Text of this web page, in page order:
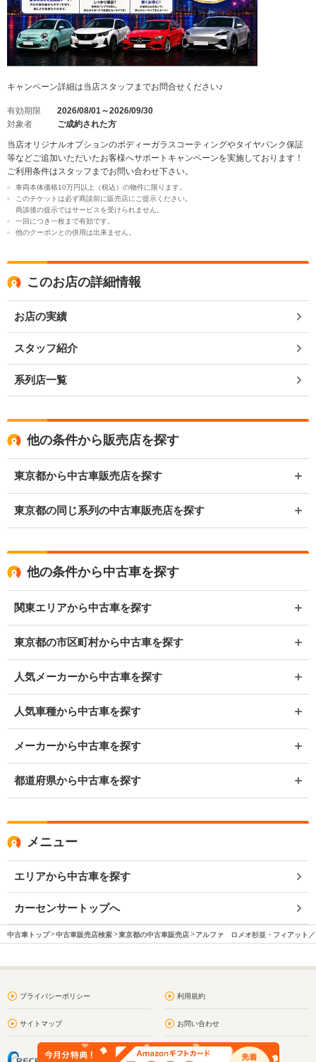
キャンペーン詳細は当店スタッフまでお問合せください♪
有効期限
2026/08/01～2026/09/30
対象者
ご成約された方
当店オリジナルオプションのボディーガラスコーティングやタイヤパンク保証
等などご追加いただいたお客様へサポートキャンペーンを実施しております！
ご利用条件はスタッフまでお問い合わせ下さい。
車両本体価格10万円以上（税込）の物件に限ります。
このチケットは必ず商談前に販売店にご提示ください。
商談後の提示ではサービスを受けられません。
一回につき一枚まで有効です。
他のクーポンとの併用は出来ません。
このお店の詳細情報
お店の実績
スタッフ紹介
系列店一覧
他の条件から販売店を探す
東京都から中古車販売店を探す
東京都の同じ系列の中古車販売店を探す
他の条件から中古車を探す
関東エリアから中古車を探す
東京都の市区町村から中古車を探す
人気メーカーから中古車を探す
人気車種から中古車を探す
メーカーから中古車を探す
都道府県から中古車を探す
メニュー
エリアから中古車を探す
カーセンサートップへ
中古車トップ 中古車販売店検索 東京都の中古車販売店 アルファ ロメオ杉並・フィアット
プライバシーポリシー 利用規約
サイトマップ お問い合わせ